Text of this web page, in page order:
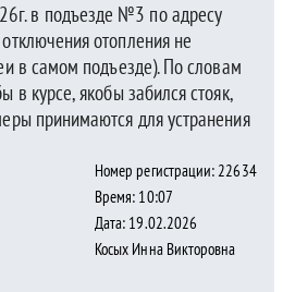
в подъезде №3 по адресу
отопления не
в самом подъезде). По словам
в курсе, якобы забился стояк,
принимаются для устранения
Номер регистрации: 22634
Время: 10:07
Дата: 19.02.2026
Косых Инна Викторовна